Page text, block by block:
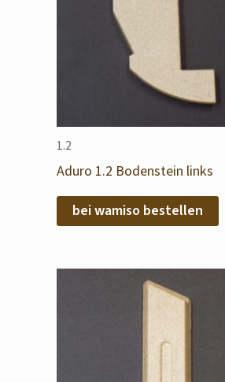
1.2
Aduro 1.2 Bodenstein links
bei wamiso bestellen